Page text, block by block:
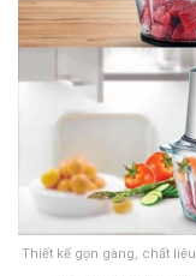
Thiết kế gọn gàng, chất